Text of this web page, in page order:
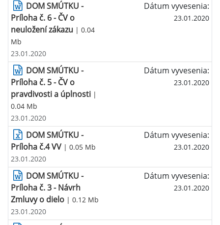
DOM SMÚTKU -
Príloha č. 6 - ČV o
neuložení zákazu | 0.04
Mb
Dátum vyvesenia:
23.01.2020
23.01.2020
DOM SMÚTKU -
Príloha č. 5 - ČV o
pravdivosti a úplnosti |
0.04 Mb
Dátum vyvesenia:
23.01.2020
23.01.2020
DOM SMÚTKU -
Príloha č.4 VV| 0.05 Mb
Dátum vyvesenia:
23.01.2020
23.01.2020
DOM SMÚTKU -
Príloha č. 3 - Návrh
Zmluvy o dielo | 0.12 Mb
Dátum vyvesenia:
23.01.2020
23.01.2020